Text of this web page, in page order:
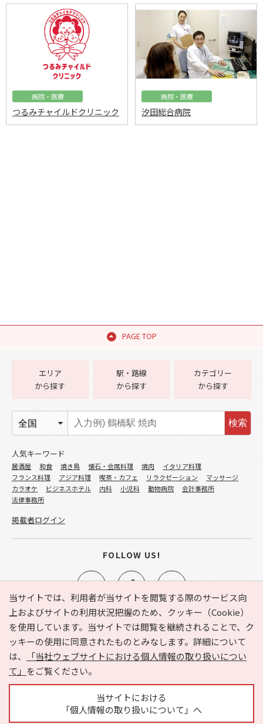
病院・医療
つるみチャイルドクリニック
病院・医療
汐田総合病院
PAGE TOP
当サイトでは、利用者が当サイトを閲覧する際のサービス向
上およびサイトの利用状況把握のため、クッキー（Cookie）
を使用しています。当サイトでは閲覧を継続されることで、ク
ッキーの使用に同意されたものとみなします。詳細について
は、
「当社ウェブサイトにおける個人情報の取り扱いについ
て」 をご覧ください。
当サイトにおける
「個人情報の取り扱いについて」へ
e-NAVITA（イーナビタ）とは？ お気に入り
ヘルプ
利用規約
個人情報の取り扱いについて
運営会社
サイトマップ
広告掲載に関するお問い合わせ
エリア
から探す
駅・路線
から探す
カテゴリー
から探す
検索
人気キーワード
居酒屋 和食 焼き鳥 懐石・会席料理 焼肉
イタリア料理
フランス料理
アジア料理 喫茶・カフェ リラクゼーション
マッサージ
カラオケ
ビジネスホテル 内科 小児科 動物病院
会計事務所
法律事務所
掲載者ログイン
FOLLOW US!